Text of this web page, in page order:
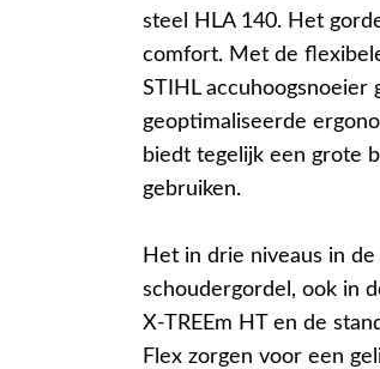
steel HLA 140. Het
comfort. Met de
STIHL accuhoogsnoeier
geoptimaliseerde
biedt tegelijk een grote
gebruiken.
Het in drie niveaus in
schoudergordel, ook in
X-TREEm HT en de
Flex zorgen voor een